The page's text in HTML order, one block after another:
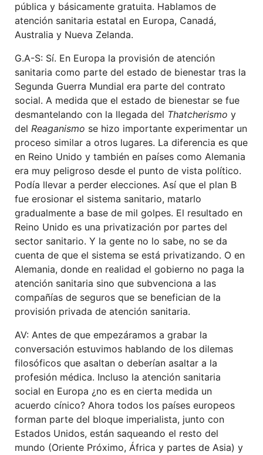
pública y básicamente gratuita. Hablamos de
atención sanitaria estatal en Europa, Canadá,
Australia y Nueva Zelanda.
G.A-S: Sí. En Europa la provisión de atención
sanitaria como parte del estado de bienestar tras la
Segunda Guerra Mundial era parte del contrato
social. A medida que el estado de bienestar se fue
desmantelando con la llegada del Thatcherismo y
del Reaganismo se hizo importante experimentar un
proceso similar a otros lugares. La diferencia es que
en Reino Unido y también en países como Alemania
era muy peligroso desde el punto de vista político.
Podía llevar a perder elecciones. Así que el plan B
fue erosionar el sistema sanitario, matarlo
gradualmente a base de mil golpes. El resultado en
Reino Unido es una privatización por partes del
sector sanitario. Y la gente no lo sabe, no se da
cuenta de que el sistema se está privatizando. O en
Alemania, donde en realidad el gobierno no paga la
atención sanitaria sino que subvenciona a las
compañías de seguros que se benefician de la
provisión privada de atención sanitaria.
AV: Antes de que empezáramos a grabar la
conversación estuvimos hablando de los dilemas
filosóficos que asaltan o deberían asaltar a la
profesión médica. Incluso la atención sanitaria
social en Europa ¿no es en cierta medida un
acuerdo cínico? Ahora todos los países europeos
forman parte del bloque imperialista, junto con
Estados Unidos, están saqueando el resto del
mundo (Oriente Próximo, África y partes de Asia) y